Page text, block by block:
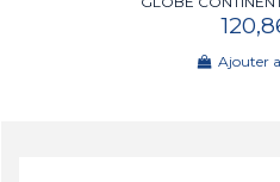
Ajouter